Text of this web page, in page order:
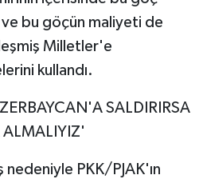
ve bu göçün maliyeti de
Milletler'e
kullandı.
SALDIRIRSA
ALMALIYIZ'
nedeniyle PKK/PJAK'ın